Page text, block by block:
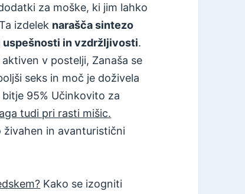
za moške, ki jim lahko
izdelek narašča sintezo
uspešnosti in vzdržljivosti.
v postelji, Zanaša se
seks in moč je doživela
95% Učinkovito za
tudi pri rasti mišic.
živahen in avanturistični
Kako se izogniti